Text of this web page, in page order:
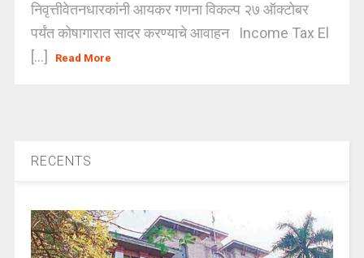
निवृत्तीवेतनधारकांनी आयकर गणना विकल्प २७ ऑक्टोबर
पर्यंत कोषागारात सादर करण्याचे आवाहन Income Tax El
[...]
Read More
RECENTS